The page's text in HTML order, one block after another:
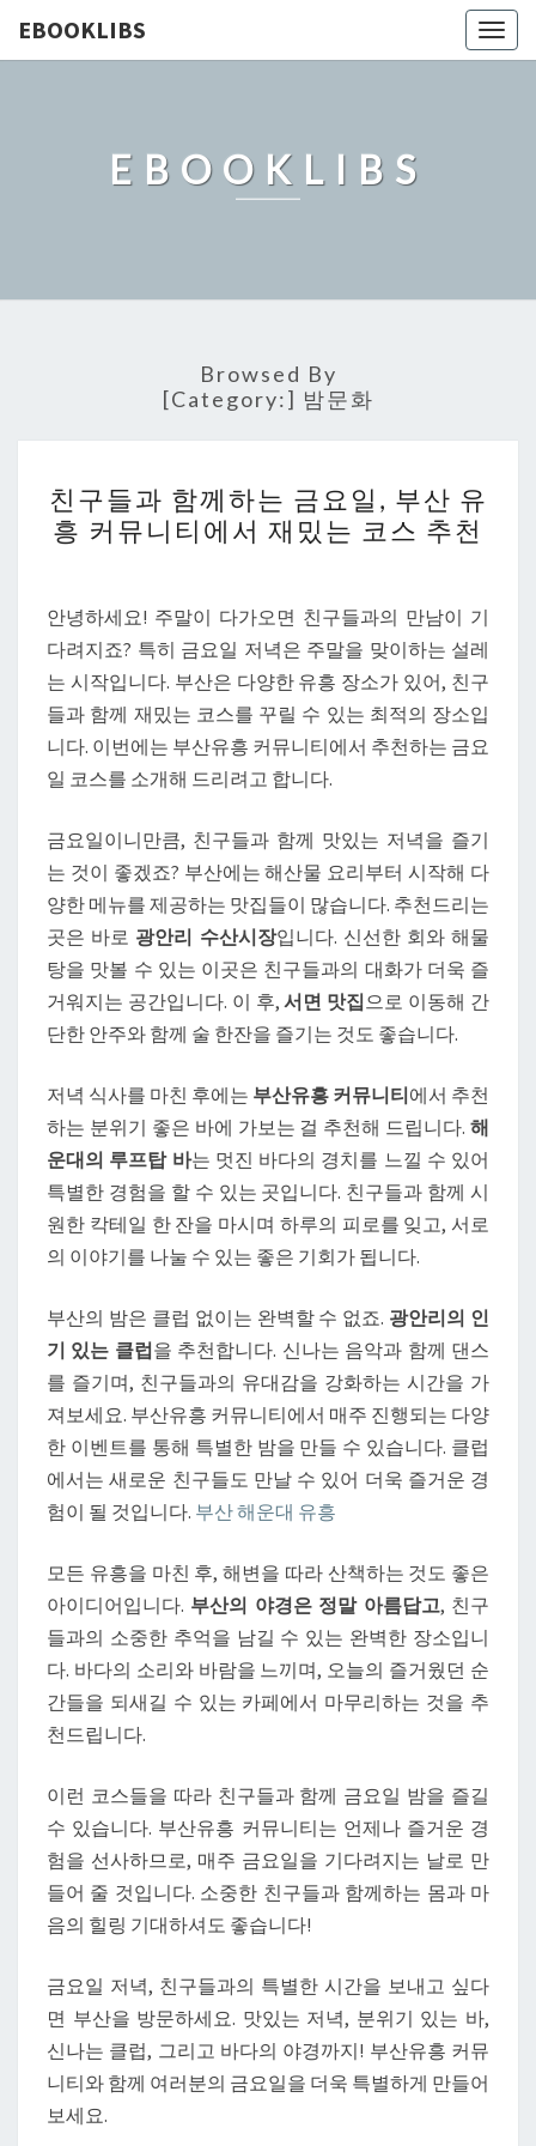
EBOOKLIBS
EBOOKLIBS
Browsed By
[Category:] 밤문화
구
들
께
하
는
금
요
부
산
유
흥
커
뮤
니
에
서
재
밌
는
코
추
천
친구들과 함께하는 금요일, 부산 유
흥 커뮤니티에서 재밌는 코스 추천
안녕하세요! 주말이 다가오면 친구들과의 만남이 기
다려지죠? 특히 금요일 저녁은 주말을 맞이하는 설레
는 시작입니다. 부산은 다양한 유흥 장소가 있어, 친구
들과 함께 재밌는 코스를 꾸릴 수 있는 최적의 장소입
니다. 이번에는 부산유흥 커뮤니티에서 추천하는 금요
일 코스를 소개해 드리려고 합니다.
금요일이니만큼, 친구들과 함께 맛있는 저녁을 즐기
는 것이 좋겠죠? 부산에는 해산물 요리부터 시작해 다
양한 메뉴를 제공하는 맛집들이 많습니다. 추천드리는
곳은 바로 광안리 수산시장입니다. 신선한 회와 해물
탕을 맛볼 수 있는 이곳은 친구들과의 대화가 더욱 즐
거워지는 공간입니다. 이 후,서면 맛집으로 이동해 간
단한 안주와 함께 술 한잔을 즐기는 것도 좋습니다.
저녁 식사를 마친 후에는 부산유흥 커뮤니티에서 추천
하는 분위기 좋은 바에 가보는 걸 추천해 드립니다. 해
운대의 루프탑 바는 멋진 바다의 경치를 느낄 수 있어
특별한 경험을 할 수 있는 곳입니다. 친구들과 함께 시
원한 칵테일 한 잔을 마시며 하루의 피로를 잊고, 서로
의 이야기를 나눌 수 있는 좋은 기회가 됩니다.
부산의 밤은 클럽 없이는 완벽할 수 없죠. 광안리의 인
기 있는 클럽을 추천합니다. 신나는 음악과 함께 댄스
를 즐기며, 친구들과의 유대감을 강화하는 시간을 가
져보세요. 부산유흥 커뮤니티에서 매주 진행되는 다양
한 이벤트를 통해 특별한 밤을 만들 수 있습니다. 클럽
에서는 새로운 친구들도 만날 수 있어 더욱 즐거운 경
험이 될 것입니다. 부산 해운대 유흥
모든 유흥을 마친 후, 해변을 따라 산책하는 것도 좋은
아이디어입니다. 부산의 야경은 정말 아름답고, 친구
들과의 소중한 추억을 남길 수 있는 완벽한 장소입니
다. 바다의 소리와 바람을 느끼며, 오늘의 즐거웠던 순
간들을 되새길 수 있는 카페에서 마무리하는 것을 추
천드립니다.
이런 코스들을 따라 친구들과 함께 금요일 밤을 즐길
수 있습니다. 부산유흥 커뮤니티는 언제나 즐거운 경
험을 선사하므로, 매주 금요일을 기다려지는 날로 만
들어 줄 것입니다. 소중한 친구들과 함께하는 몸과 마
음의 힐링 기대하셔도 좋습니다!
금요일 저녁, 친구들과의 특별한 시간을 보내고 싶다
면 부산을 방문하세요. 맛있는 저녁, 분위기 있는 바,
신나는 클럽, 그리고 바다의 야경까지! 부산유흥 커뮤
니티와 함께 여러분의 금요일을 더욱 특별하게 만들어
보세요.